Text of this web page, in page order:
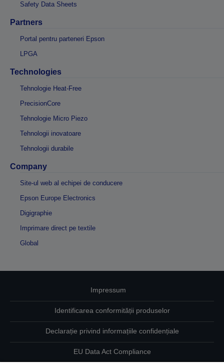
Safety Data Sheets
Partners
Portal pentru parteneri Epson
LPGA
Technologies
Tehnologie Heat-Free
PrecisionCore
Tehnologie Micro Piezo
Tehnologii inovatoare
Tehnologii durabile
Company
Site-ul web al echipei de conducere
Epson Europe Electronics
Digigraphie
Imprimare direct pe textile
Global
Impressum
Identificarea conformității produselor
Declarație privind informațiile confidențiale
EU Data Act Compliance